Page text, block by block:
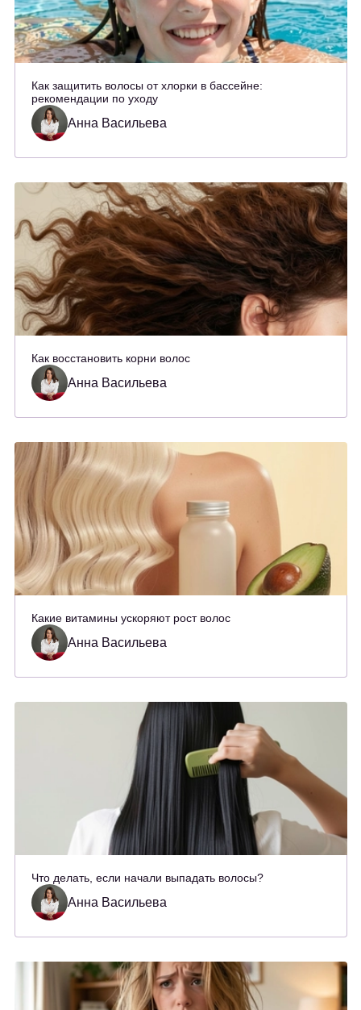
Как защитить волосы от хлорки в бассейне:
рекомендации по уходу
Анна Васильева
Как восстановить корни волос
Анна Васильева
Какие витамины ускоряют рост волос
Анна Васильева
Что делать, если начали выпадать волосы?
Анна Васильева